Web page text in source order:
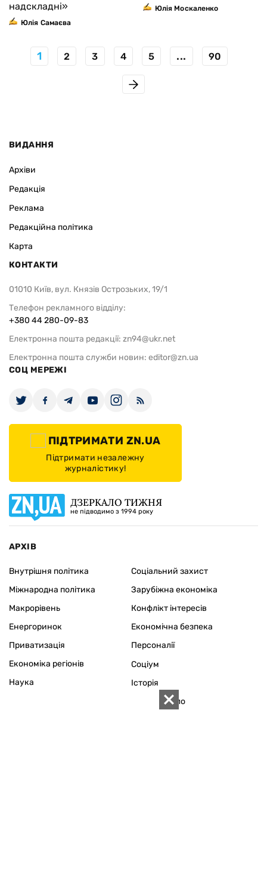
надскладні»
Юлiя Самаєва
Юлія Москаленко
1 2 3 4 5 ... 90
ВИДАННЯ
Архіви
Редакція
Реклама
Редакційна політика
Карта
КОНТАКТИ
01010 Київ, вул. Князів Острозьких, 19/1
Телефон рекламного відділу:
+380 44 280-09-83
Електронна пошта редакції: zn94@ukr.net
Електронна пошта служби новин: editor@zn.ua
СОЦ МЕРЕЖІ
ПІДТРИМАТИ ZN.UA
Підтримати незалежну
журналістику!
ДЗЕРКАЛО ТИЖНЯ
не підводимо з 1994 року
АРХІВ
Внутрішня політика
Міжнародна політика
Макрорівень
Енергоринок
Приватизація
Економіка регіонів
Соціальний захист
Зарубіжна економіка
Конфлікт інтересів
Економічна безпека
Персоналії
Наука
Соціум
Історія
Сімейне коло